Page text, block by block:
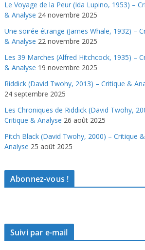
Le Voyage de la Peur (Ida Lupino, 1953) –
& Analyse 24 novembre 2025
Une soirée étrange (James Whale, 1932) –
& Analyse 22 novembre 2025
Les 39 Marches (Alfred Hitchcock, 1935) –
& Analyse 19 novembre 2025
Riddick (David Twohy, 2013) – Critique &
24 septembre 2025
Les Chroniques de Riddick (David Twohy,
Critique & Analyse 26 août 2025
Pitch Black (David Twohy, 2000) – Critique &
Analyse 25 août 2025
Abonnez-vous !
Suivi par e-mail